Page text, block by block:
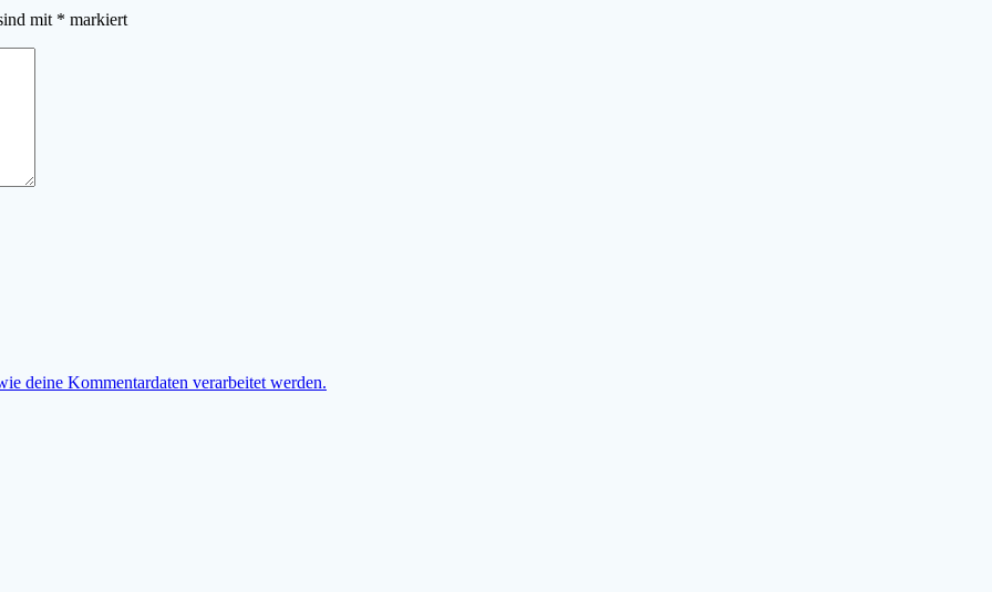
mit * markiert
deine Kommentardaten verarbeitet werden.